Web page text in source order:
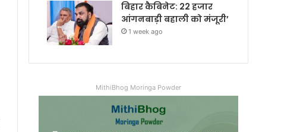
बिहार कैबिनेट: 22 हजार
आंगनबाड़ी बहाली को मंजूरी’
1 week ago
MithiBhog Moringa Powder